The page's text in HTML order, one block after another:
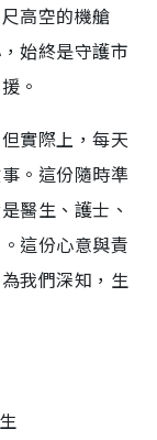
高空的機艙
始終是守護市
。
實際上，每天
。這份隨時準
醫生、護士、
這份心意與責
我們深知，生